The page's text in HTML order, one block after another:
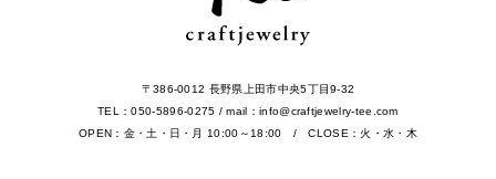
〒386-0012 長野県上田市中央5丁目9-32
TEL：050-5896-0275 / mail：info@craftjewelry-tee.com
OPEN：金・土・日・月 10:00～18:00 / CLOSE：火・水・木